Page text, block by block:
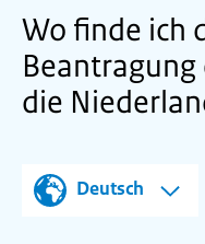
Wo finde ich
die
Deutsch